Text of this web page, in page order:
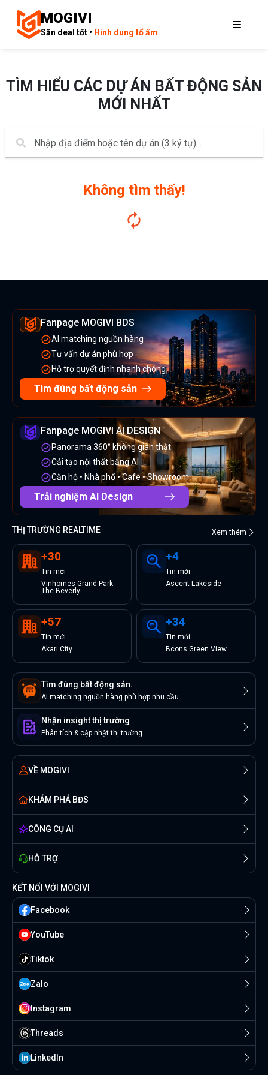
MOGIVI
Săn deal tốt • Hình dung tổ ấm
TÌM HIỂU CÁC DỰ ÁN BẤT ĐỘNG SẢN
MỚI NHẤT
Không tìm thấy!
Fanpage MOGIVI BDS
AI matching nguồn hàng
Tư vấn dự án phù hợp
Hỗ trợ quyết định nhanh chóng
Tìm đúng bất động sản
Fanpage MOGIVI AI DESIGN
Panorama 360° không gian thật
Cải tạo nội thất bằng AI
Căn hộ • Nhà phố • Cafe • Showroom
Trải nghiệm AI Design
THỊ TRƯỜNG REALTIME Xem thêm
+30
Tin mới
Vinhomes Grand Park -
The Beverly
+4
Tin mới
Ascent Lakeside
+57
Tin mới
Akari City
+34
Tin mới
Bcons Green View
Tìm đúng bất động sản.
AI matching nguồn hàng phù hợp nhu cầu
Nhận insight thị trường
Phân tích & cập nhật thị trường
VỀ MOGIVI
KHÁM PHÁ BĐS
CÔNG CỤ AI
HỖ TRỢ
KẾT NỐI VỚI MOGIVI
Facebook
YouTube
Tiktok
Zalo
Instagram
Threads
Linkedln